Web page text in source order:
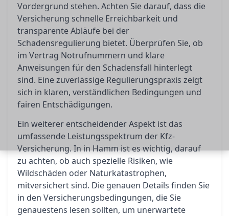
Vordergrund stehen. Achten Sie darauf, dass die
Versicherung schnelle Erreichbarkeit und
transparente Abläufe bei der
Schadensregulierung bietet. Überprüfen Sie, ob
im Vertrag Notrufnummern und klare
Anweisungen für den Schadensfall hinterlegt
sind. Eine zuverlässige Regulierungspraxis zeigt
sich in klaren, verständlichen Bedingungen und
fairen Entschädigungen.
Ein weiterer entscheidender Aspekt ist das
umfassende Leistungsspektrum der Kfz-
Versicherung. In in Hamm ist es wichtig, darauf
zu achten, ob auch spezielle Risiken, wie
Wildschäden oder Naturkatastrophen,
mitversichert sind. Die genauen Details finden Sie
in den Versicherungsbedingungen, die Sie
genauestens lesen sollten, um unerwartete